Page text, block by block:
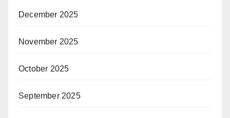
December 2025
November 2025
October 2025
September 2025